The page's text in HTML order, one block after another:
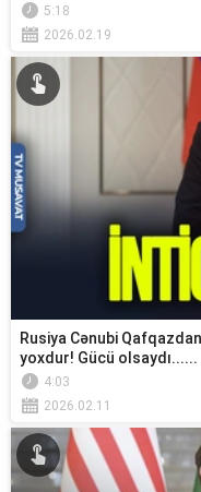
5:18
2026.02.19
Rusiya Cənubi
yoxdur! Gücü olsaydı......
4:03
2026.02.11